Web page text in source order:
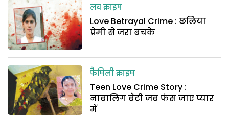
लव क्राइम
Love Betrayal Crime : छलिया
प्रेमी से जरा बचके
फैमिली क्राइम
Teen Love Crime Story :
नाबालिग बेटी जब फंस जाए प्यार
में